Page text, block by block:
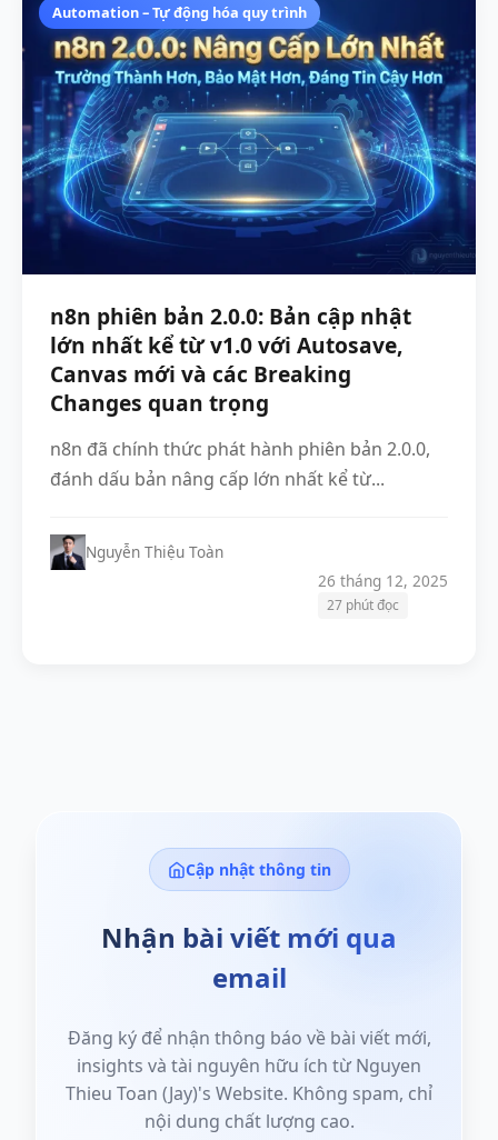
Automation – Tự động hóa quy trình
n8n phiên bản 2.0.0: Bản cập nhật
lớn nhất kể từ v1.0 với Autosave,
Canvas mới và các Breaking
Changes quan trọng
n8n đã chính thức phát hành phiên bản 2.0.0,
đánh dấu bản nâng cấp lớn nhất kể từ...
Nguyễn Thiệu Toàn
26 tháng 12, 2025
27 phút đọc
Cập nhật thông tin
Nhận bài viết mới qua
email
Đăng ký để nhận thông báo về bài viết mới,
insights và tài nguyên hữu ích từ Nguyen
Thieu Toan (Jay)'s Website. Không spam, chỉ
nội dung chất lượng cao.